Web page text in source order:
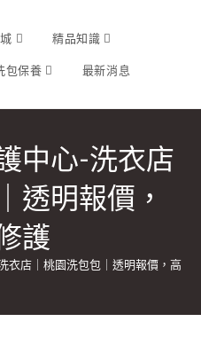
精品知識
包保養 最新消息
中心-洗衣店
透明報價，
護
衣店｜桃園洗包包｜透明報價，高奢